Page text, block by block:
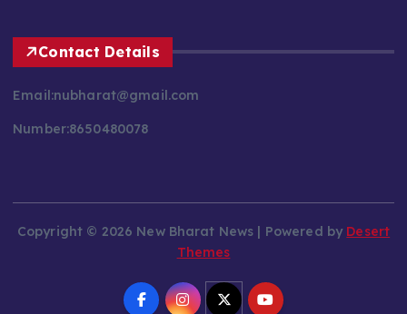
Contact Details
Email:nubharat@gmail.com
Number:8650480078
Copyright © 2026 New Bharat News | Powered by Desert
Themes